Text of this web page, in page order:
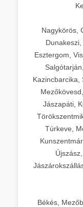
Nagykörös,
Esztergom,
Kazincbarcika,
Jászapáti,
Túrkeve,
Békés,